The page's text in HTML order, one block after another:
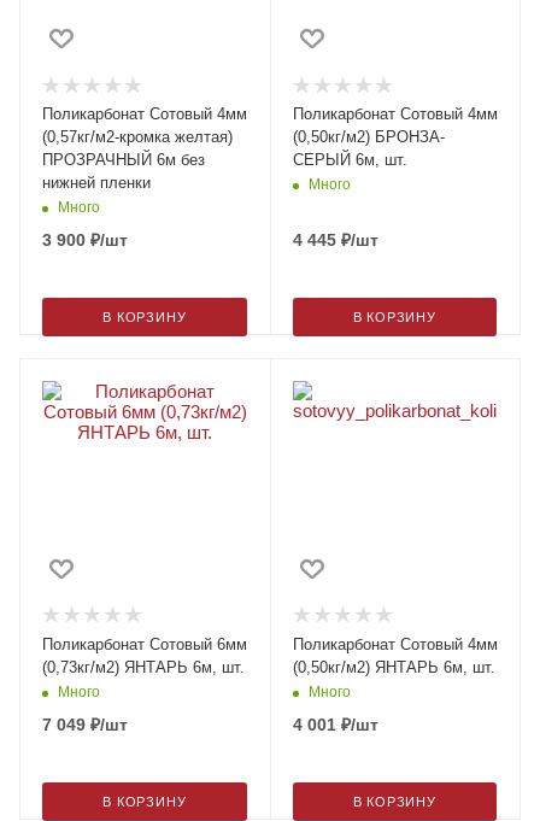
Поликарбонат Сотовый 4мм
(0,57кг/м2-кромка желтая)
ПРОЗРАЧНЫЙ 6м без
нижней пленки
Много
3 900 ₽/шт
В КОРЗИНУ
Поликарбонат Сотовый 4мм
(0,50кг/м2) БРОНЗА-
СЕРЫЙ 6м, шт.
Много
4 445₽/шт
В КОРЗИНУ
Поликарбонат Сотовый 6мм
(0,73кг/м2) ЯНТАРЬ 6м, шт.
Много
7 049 ₽/шт
В КОРЗИНУ
Поликарбонат Сотовый 4мм
(0,50кг/м2) ЯНТАРЬ 6м, шт.
Много
4 001₽/шт
В КОРЗИНУ